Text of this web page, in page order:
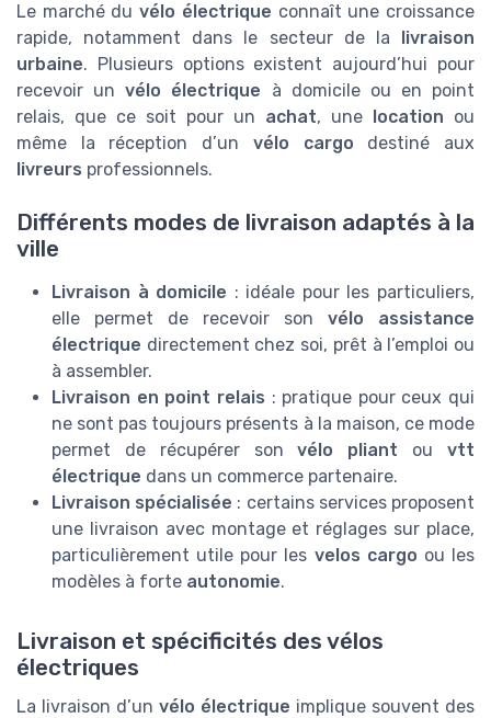
Le marché duvélo électrique connaît une croissance
rapide, notamment dans le secteur de la
livraison
urbaine. Plusieurs options existent aujourd’hui pour
recevoir unvélo électrique à domicile ou en point
relais, que ce soit pour un achat, une location ou
même la réception d’un vélo cargo destiné aux
livreurs professionnels.
Différents modes de livraison adaptés à la
ville
Livraison à domicile : idéale pour les particuliers,
elle permet de recevoir son vélo assistance
électrique directement chez soi, prêt à l’emploi ou
à assembler.
Livraison en point relais : pratique pour ceux qui
ne sont pas toujours présents à la maison, ce mode
permet de récupérer sonvélo pliant ouvtt
électrique dans un commerce partenaire.
Livraison spécialisée : certains services proposent
une livraison avec montage et réglages sur place,
particulièrement utile pour les velos cargo ou les
modèles à forte autonomie.
Livraison et spécificités des vélos
électriques
La livraison d’un vélo électrique implique souvent des